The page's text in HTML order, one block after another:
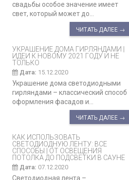
свадьбы особое значение имеет
свет, который может до...
ЧИТАТЬ ДАЛЕЕ →
УКРАШЕНИЕ ДОМА ГИРЛЯНДАМИ |
ИДЕИ К НОВОМУ 2021 ГОДУ И НЕ
ТОЛЬКО
Дата: 15.12.2020
Украшение дома светодиодными
гирляндами – классический способ
оформления фасадов и...
ЧИТАТЬ ДАЛЕЕ →
КАК ИСПОЛЬЗОВАТЬ
СВЕТОДИОДНУЮ ЛЕНТУ: ВСЕ
СПОСОБЫ | ОТ ОСВЕЩЕНИЯ
ПОТОЛКА ДО ПОДСВЕТКИ В САУНЕ
Дата: 07.12.2020
Светодиодная лента –